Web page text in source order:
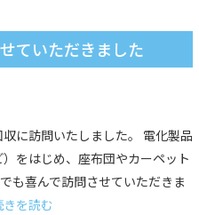
ていただきました
に訪問いたしました。 電化製品
）をはじめ、座布団やカーペット
も喜んで訪問させていただきま
を読む